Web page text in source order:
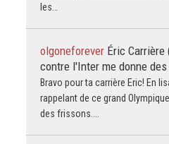
les…
olgoneforever Éric Carrière
contre l'Inter me donne
Bravo pour ta carrière Eric! En
rappelant de ce grand
des frissons....